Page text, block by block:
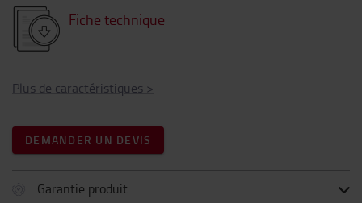
Fiche technique
Plus de caractéristiques >
DEMANDER UN DEVIS
Garantie produit